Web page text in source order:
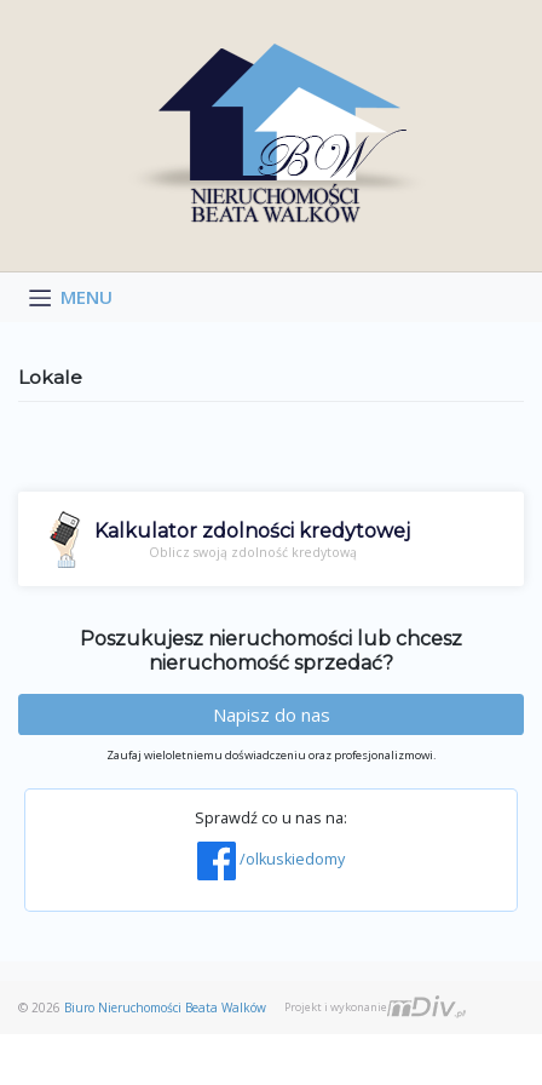
Lokale
Kalkulator zdolności kredytowej
Oblicz swoją zdolność kredytową
Poszukujesz nieruchomości lub chcesz
nieruchomość sprzedać?
Napisz do nas
Zaufaj wieloletniemu doświadczeniu oraz profesjonalizmowi.
Sprawdź co u nas na:
/olkuskiedomy
© 2026 Biuro Nieruchomości Beata Walków Projekt i wykonanie